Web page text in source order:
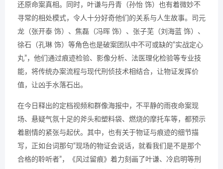
还原命案真相。同时，叶谦与丹青（孙怡 饰）也有着微妙不
寻常的相处模式，令人十分好奇他们的关系与人生故事。司元
龙（张开泰 饰）、焦磊（冯晖 饰）、张子芜（刘海蓝 饰）、
徐石（孔琳 饰）等角色也是破案团队中不可或缺的“实战定心
丸”，他们通过痕迹检验、影像分析、法医理化检验等专业技
能，将传统办案流程与现代刑侦技术相结合，让物证发挥价
值，让凶手水落石出。
在今日释出的定档视频和群像海报中，不平静的雨夜命案现
场、悬疑气氛十足的斧头和塑料袋、燃烧的摩托车等，都预示
着剧情的紧张与起伏。其中，也有关于物证与痕迹的细节描
写，正如台词那句“现场的物证会说话，就看我们是不是那个
合格的聆听者”，《风过留痕》着力刻画了叶谦、冷启明等刑